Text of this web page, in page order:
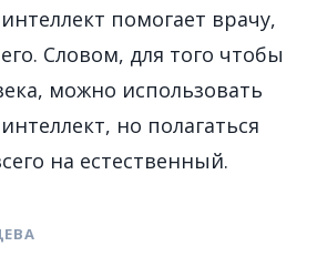
помогает врачу,
Словом, для того чтобы
можно использовать
но полагаться
на естественный.